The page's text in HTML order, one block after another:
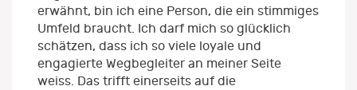
erwähnt, bin ich eine Person, die ein stimmiges
Umfeld braucht. Ich darf mich so glücklich
schätzen, dass ich so viele loyale und
engagierte Wegbegleiter an meiner Seite
weiss. Das trifft einerseits auf die